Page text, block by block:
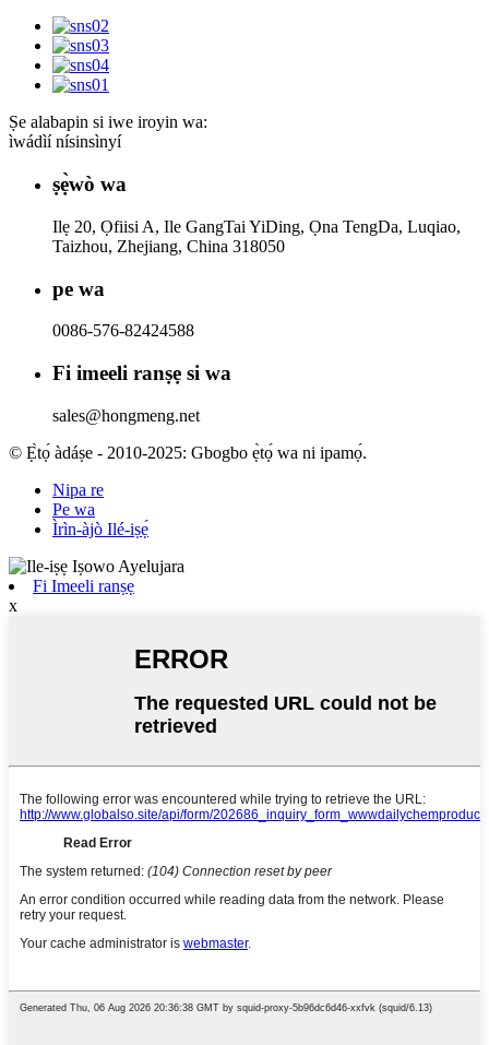
Ṣe alabapin si iwe iroyin wa:
ìwádìí nísinsìnyí
ṣẹ̀wò wa
Ilẹ 20, Ọfiisi A, Ile GangTai YiDing, Ọna TengDa, Luqiao,
Taizhou, Zhejiang, China 318050
pe wa
0086-576-82424588
Fi imeeli ranṣẹ si wa
sales@hongmeng.net
© Ẹ̀tọ́ àdáṣe - 2010-2025: Gbogbo ẹ̀tọ́ wa ni ipamọ́.
Nipa re
Pe wa
Ìrìn-àjò Ilé-iṣẹ́
Fi Imeeli ranṣẹ
x